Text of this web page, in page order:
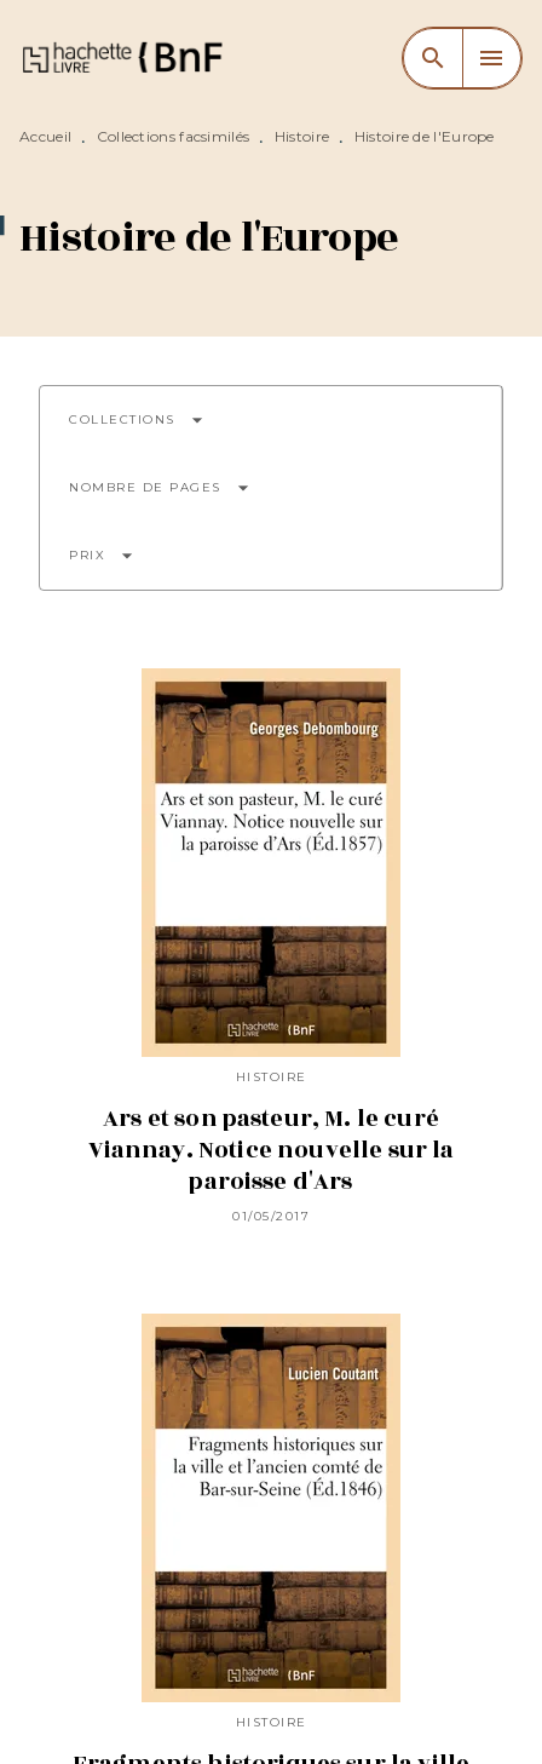
MENU RECHERCHE
CONTENU
search menu
Accueil • Collections facsimilés • Histoire • Histoire de l'Europe
Histoire de l'Europe
COLLECTIONS arrow_drop_down
NOMBRE DE PAGES arrow_drop_down
PRIX arrow_drop_down
HISTOIRE
Ars et son pasteur, M. le curé
Viannay. Notice nouvelle sur la
paroisse d'Ars
01/05/2017
HISTOIRE